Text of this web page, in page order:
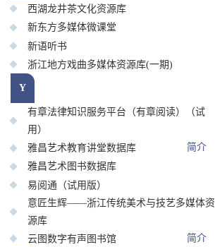
西湖龙井茶文化资源库
新东方多媒体微课堂
新语听书
浙江地方戏曲多媒体资源库(一期)
Y
有章法律知识服务平台（有章阅读）（试
用）
雅昌艺术教育讲堂数据库
简介
雅昌艺术图书数据库
易阅通（试用版）
意匠生辉——浙江传统美术与技艺多媒体资
源库
云图数字有声图书馆 简介